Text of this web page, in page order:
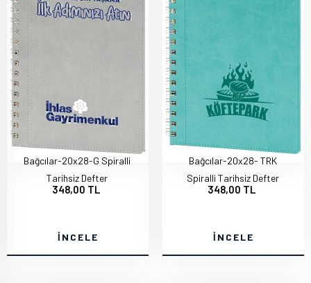
Bağcılar-20x28-G Spiralli
Tarihsiz Defter
348,00 TL
İNCELE
Bağcılar-20x28- TRK
Spiralli Tarihsiz Defter
348,00 TL
İNCELE